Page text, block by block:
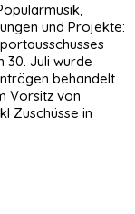
und Projekte:
30. Juli wurde
behandelt.
Vorsitz von
Zuschüsse in